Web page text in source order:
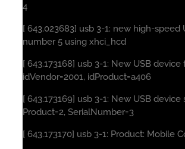
4
[ 643.023683] usb 3-1: new high-speed
number 5 using xhci_hcd
[ 643.173168] usb 3-1: New USB device
idVendor=2001, idProduct=a406
[ 643.173169] usb 3-1: New USB device
Product=2, SerialNumber=3
[ 643.173170] usb 3-1: Product: Mobile